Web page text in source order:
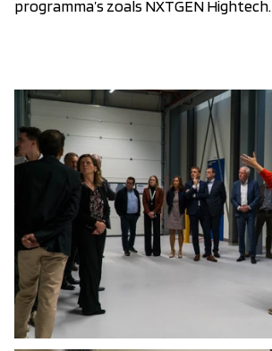
programma’s zoals NXTGEN Hightech.